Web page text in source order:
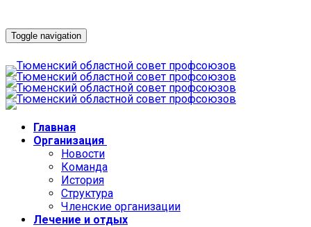
Toggle navigation
Главная
Организация
Новости
Команда
История
Структура
Членские организации
Лечение и отдых